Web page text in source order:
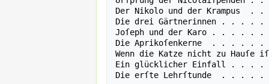
Der Nikolo und der
Die drei Gärtnerinnen .
Joſeph und der Karo . .
Die Aprikoſenkerne  . .
Wenn die Katze nicht zu
Ein glücklicher Einfall .